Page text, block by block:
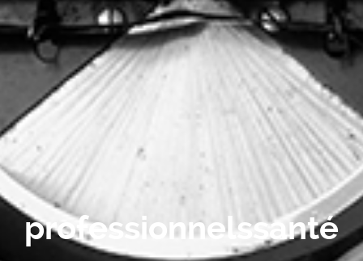
professionnelssanté